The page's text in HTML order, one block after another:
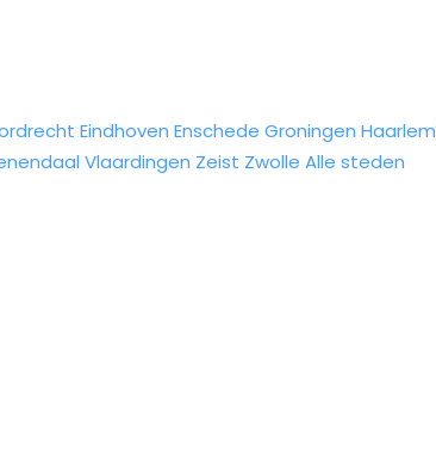
Eindhoven Enschede Groningen Haarlem
Vlaardingen Zeist Zwolle Alle steden